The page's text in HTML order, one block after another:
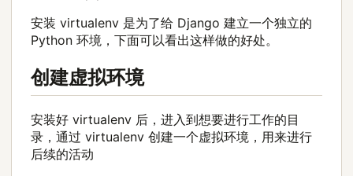
安装 virtualenv 是为了给 Django 建立一个独立的
Python 环境，下面可以看出这样做的好处。
创建虚拟环境
安装好 virtualenv 后，进入到想要进行工作的目
录，通过 virtualenv 创建一个虚拟环境，用来进行
后续的活动